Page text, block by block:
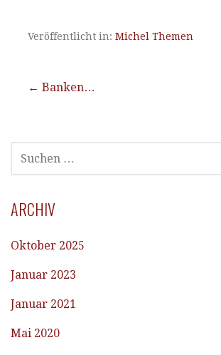
Veröffentlicht in: Michel Themen
Beitragsnavigation
← Banken…
SUCHEN
NACH:
ARCHIV
Oktober 2025
Januar 2023
Januar 2021
Mai 2020